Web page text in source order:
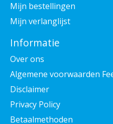
Mijn bestellingen
Mijn verlanglijst
Informatie
Over ons
Algemene voorwaarden
Disclaimer
Privacy Policy
Betaalmethoden